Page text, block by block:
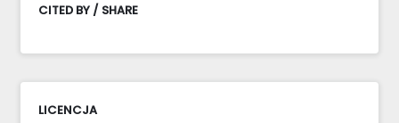
CITED BY / SHARE
LICENCJA